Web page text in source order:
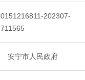
0151216811-202307-
711565
安宁市人民政府